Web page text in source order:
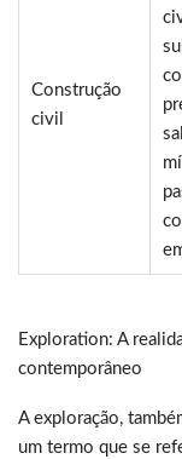
Construção
civil
Exploration: A
contemporâneo
A exploração,
um termo que se